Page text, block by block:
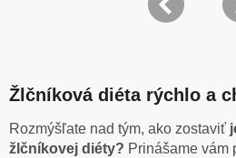
Žlčníková diéta rýchlo a
Rozmýšľate nad tým, ako zostaviť
žlčníkovej diéty? Prinášame vám